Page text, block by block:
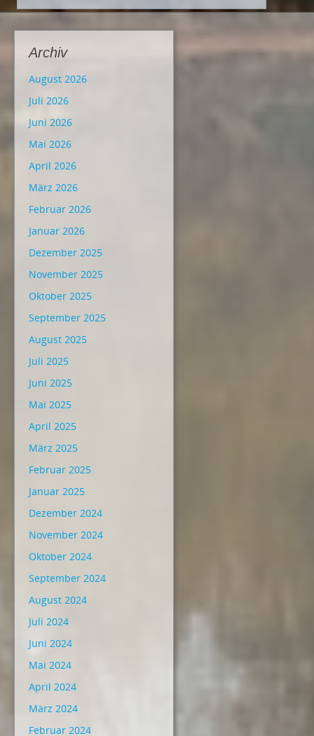
Archiv
August 2026
Juli 2026
Juni 2026
Mai 2026
April 2026
März 2026
Februar 2026
Januar 2026
Dezember 2025
November 2025
Oktober 2025
September 2025
August 2025
Juli 2025
Juni 2025
Mai 2025
April 2025
März 2025
Februar 2025
Januar 2025
Dezember 2024
November 2024
Oktober 2024
September 2024
August 2024
Juli 2024
Juni 2024
Mai 2024
April 2024
März 2024
Februar 2024